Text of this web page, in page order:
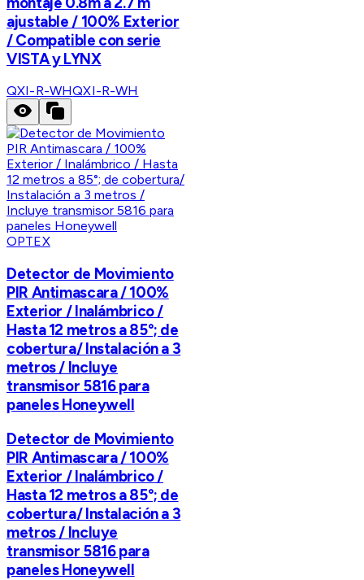
ajustable / 100% Exterior
/ Compatible con serie
VISTA y LYNX
QXI-R-WHQXI-R-WH
OPTEX
Detector de Movimiento
PIR Antimascara / 100%
Exterior / Inalámbrico /
Hasta 12 metros a 85°; de
cobertura/ Instalación a 3
metros / Incluye
transmisor 5816 para
paneles Honeywell
Detector de Movimiento
PIR Antimascara / 100%
Exterior / Inalámbrico /
Hasta 12 metros a 85°; de
cobertura/ Instalación a 3
metros / Incluye
transmisor 5816 para
paneles Honeywell